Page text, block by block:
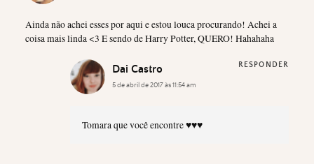
Ainda não achei esses por aqui e estou louca procurando! Achei a
coisa mais linda <3 E sendo de Harry Potter, QUERO! Hahahaha
Dai Castro
5 de abril de 2017 às 11:54 am
Tomara que você encontre ♥♥♥
RESPONDER